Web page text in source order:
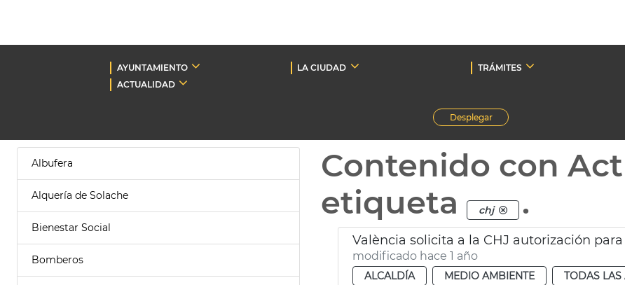
AYUNTAMIENTO LA CIUDAD TRÁMITES
ACTUALIDAD
Desplegar
Albufera
Alquería de Solache
Bienestar Social
Bomberos
Contenido con
etiqueta
chj .
València solicita a la CHJ autorización
modificado hace 1 año
ALCALDÍA MEDIO AMBIENTE TODAS LAS